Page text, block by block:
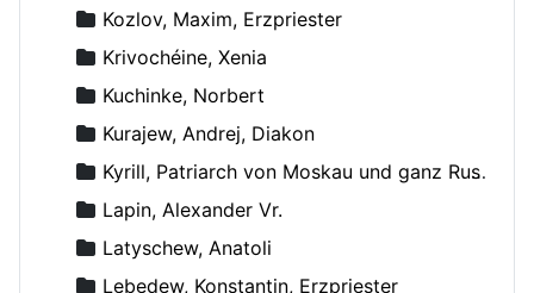
Kozlov, Maxim, Erzpriester
Krivochéine, Xenia
Kuchinke, Norbert
Kurajew, Andrej, Diakon
Kyrill, Patriarch von Moskau und ganz Russland
Lapin, Alexander Vr.
Latyschew, Anatoli
Lebedew, Konstantin, Erzpriester